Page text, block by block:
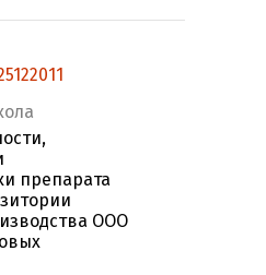
препарата
ООО